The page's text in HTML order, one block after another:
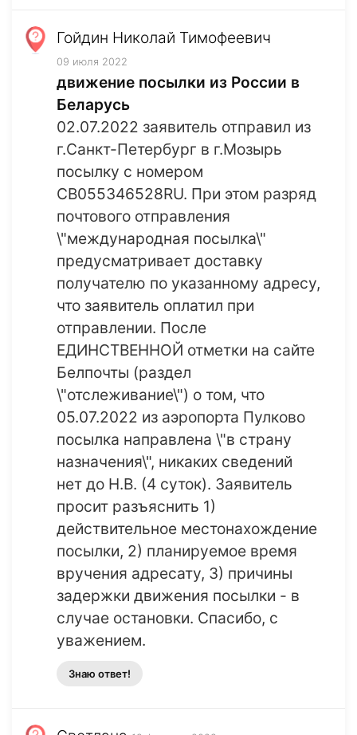
Гойдин Николай Тимофеевич
09 июля 2022
движение посылки из России в
Беларусь
02.07.2022 заявитель отправил из
г.Санкт-Петербург в г.Мозырь
посылку с номером
CB055346528RU. При этом разряд
почтового отправления
\"международная посылка\"
предусматривает доставку
получателю по указанному адресу,
что заявитель оплатил при
отправлении. После
ЕДИНСТВЕННОЙ отметки на сайте
Белпочты (раздел
\"отслеживание\") о том, что
05.07.2022 из аэропорта Пулково
посылка направлена \"в страну
назначения\", никаких сведений
нет до Н.В. (4 суток). Заявитель
просит разъяснить 1)
действительное местонахождение
посылки, 2) планируемое время
вручения адресату, 3) причины
задержки движения посылки - в
случае остановки. Спасибо, с
уважением.
Знаю ответ!